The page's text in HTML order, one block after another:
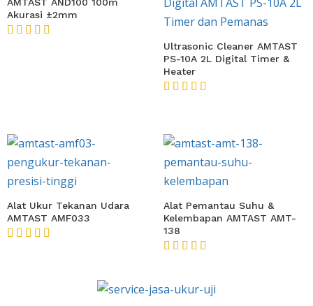
Akurasi ±2mm
Ultrasonic Cleaner AMTAST
PS-10A 2L Digital Timer &
Heater
Alat Ukur Tekanan Udara
AMTAST AMF033
Alat Pemantau Suhu &
Kelembapan AMTAST AMT-
138